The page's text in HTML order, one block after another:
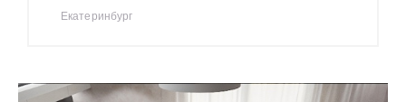
Екатеринбург